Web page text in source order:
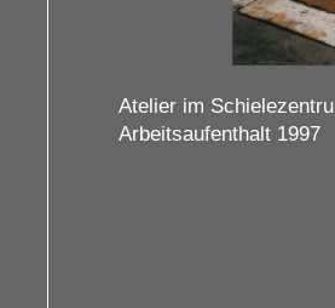
Atelier im
Arbeitsaufenthalt 1997